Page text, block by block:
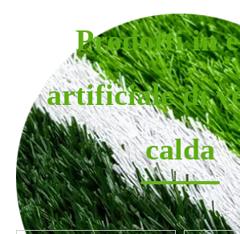
Prodotti in
artificiale di
calda